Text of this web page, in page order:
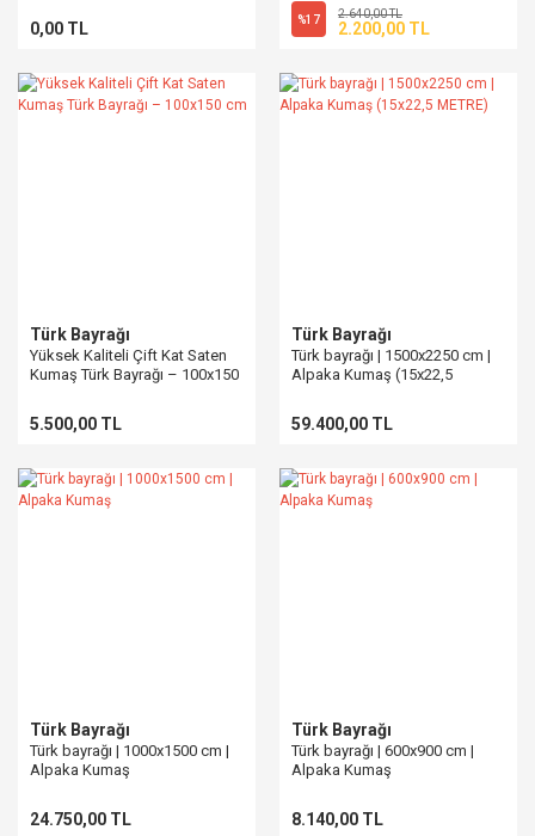
0,00 TL %17 2.640,00 TL
2.200,00 TL
Türk Bayrağı
Yüksek Kaliteli Çift Kat Saten
Kumaş Türk Bayrağı – 100x150
5.500,00 TL
Türk Bayrağı
Türk bayrağı | 1500x2250 cm |
Alpaka Kumaş (15x22,5
59.400,00 TL
Türk Bayrağı
Türk bayrağı | 1000x1500 cm |
Alpaka Kumaş
24.750,00 TL
Türk Bayrağı
Türk bayrağı | 600x900 cm |
Alpaka Kumaş
8.140,00 TL